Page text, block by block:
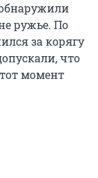
ружье. По
за корягу
что
момент